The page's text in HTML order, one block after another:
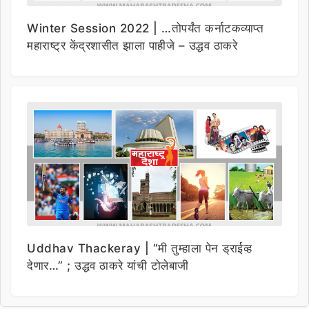
Winter Session 2022 | …तोपर्यंत कर्नाटकव्याप्त
महाराष्ट्र केंद्रशासीत झाला पाहीजे – उद्धव ठाकरे
Uddhav Thackeray | “मी तुम्हाला पेन ड्राईव्ह
देणार…” ; उद्धव ठाकरे यांची टोलेबाजी